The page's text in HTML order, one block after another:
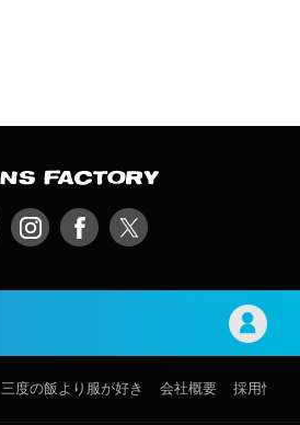
三度の飯より服が好き 会社概要 採用情報